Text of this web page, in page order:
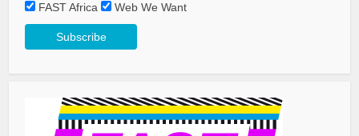
FAST Africa Web We Want